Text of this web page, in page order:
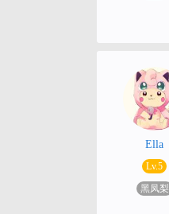
Ella
Lv.5
黑凤梨